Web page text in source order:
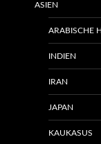
ASIEN
ARABISCHE
INDIEN
IRAN
JAPAN
KAUKASUS